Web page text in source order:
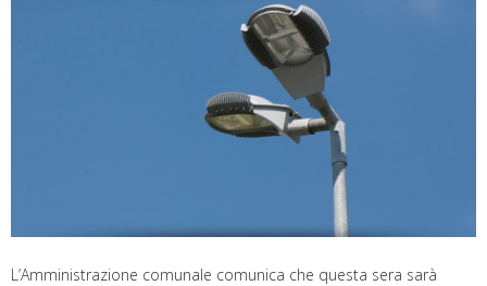
L’Amministrazione comunale comunica che questa sera sarà